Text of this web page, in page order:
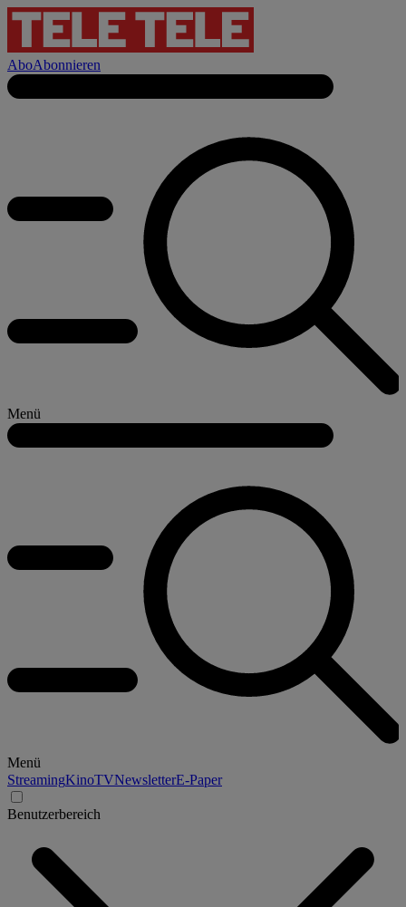
AboAbonnieren
Menü
Menü
StreamingKinoTVNewsletterE-Paper
Benutzerbereich